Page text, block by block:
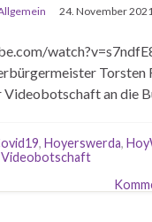
24. November
Torsten
Videobotschaft an die
, Hoyerswerda,
Videobotschaft